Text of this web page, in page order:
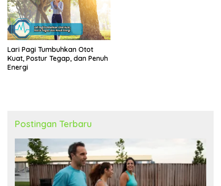
Lari Pagi Tumbuhkan Otot
Kuat, Postur Tegap, dan Penuh
Energi
Postingan Terbaru